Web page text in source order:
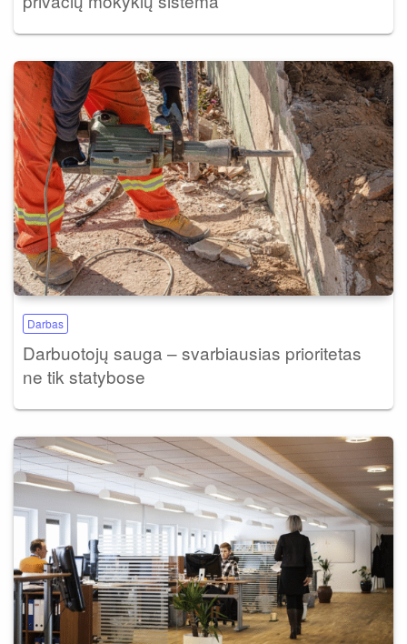
Darbas
Darbuotojų sauga – svarbiausias prioritetas
ne tik statybose